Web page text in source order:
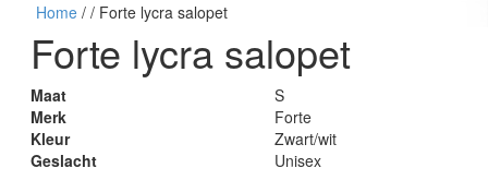
Ruim assortiment, altijd wat naar wens!
Home / / Forte lycra salopet
Forte lycra salopet
Maat
S
Merk
Forte
Kleur
Zwart/wit
Geslacht
Unisex